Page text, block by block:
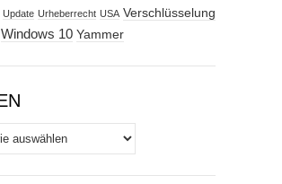
Update Urheberrecht USA Verschlüsselung
Windows 10 Yammer